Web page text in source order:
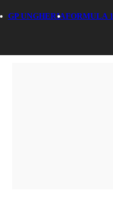
GP UNGHERIAFORMULA 1